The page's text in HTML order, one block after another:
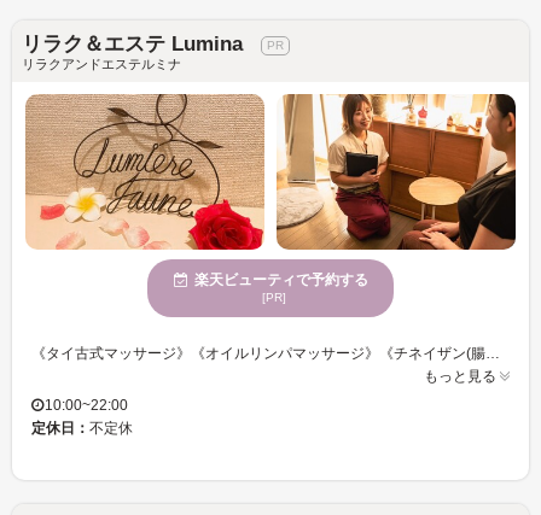
リラク＆エステ Lumina
リラクアンドエステルミナ
楽天ビューティで予約する
[PR]
《タイ古式マッサージ》《オイルリンパマッサージ》《チネイザン(腸もみ)》 その日のうちに！溜まった疲れを緩和◎個室空間でくつろぎながら日々の疲れやストレスを癒します！ お一人お一人のピッタリなメニューで、そのお悩みを緩和していきましょう！ 疲れの原因をしっかりと見極め、お客様のご要望に合わせた手技が可能です◎ 日常生活の疲れを癒しながら、心も身体もリフレッシュしませんか？
もっと見る
10:00~22:00
定休日： 不定休